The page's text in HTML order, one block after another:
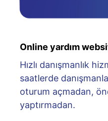
Online yardım
Hızlı danışmanlık
saatlerde
oturum açmadan,
yaptırmadan.